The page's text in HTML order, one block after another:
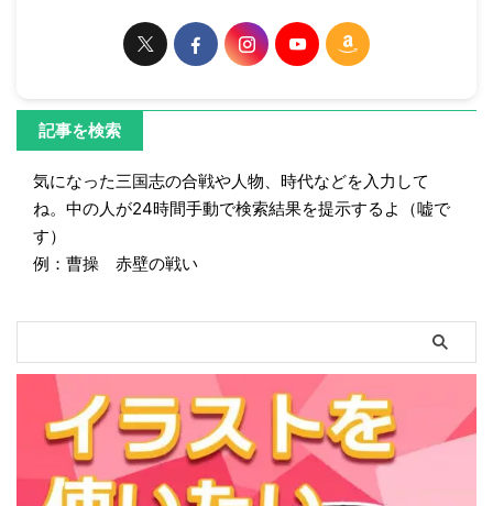
記事を検索
気になった三国志の合戦や人物、時代などを入力して
ね。中の人が24時間手動で検索結果を提示するよ（嘘で
す）
例：曹操 赤壁の戦い